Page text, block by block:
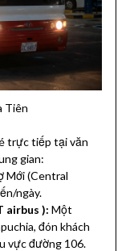
Tiên
trực tiếp tại văn
gian:
Mới (Central
ngày.
airbus ): Một
đón khách
vực đường 106.